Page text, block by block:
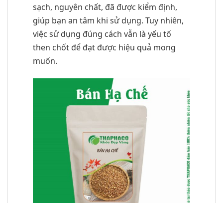
sạch, nguyên chất, đã được kiểm định,
giúp bạn an tâm khi sử dụng. Tuy nhiên,
việc sử dụng đúng cách vẫn là yếu tố
then chốt để đạt được hiệu quả mong
muốn.